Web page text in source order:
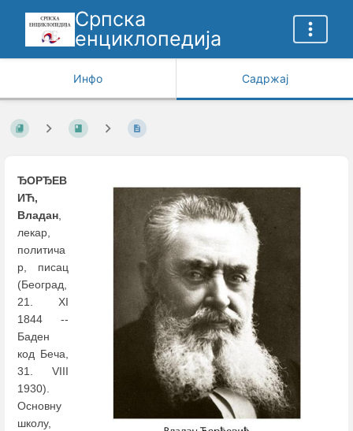
Српска
енциклопедија
Инфо Садржај
ЂОРЂЕВ
ИЋ,
Владан,
лекар,
политича
р, писац
(Беoград,
21. XI
1844 --
Баден
код Беча,
31. VIII
1930).
Основну
школу,